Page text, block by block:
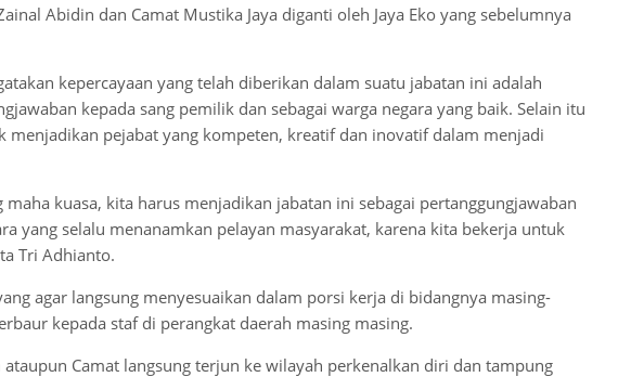
Abidin dan Camat Mustika Jaya diganti oleh Jaya Eko yang sebelumnya
kepercayaan yang telah diberikan dalam suatu jabatan ini adalah
kepada sang pemilik dan sebagai warga negara yang baik. Selain itu
menjadikan pejabat yang kompeten, kreatif dan inovatif dalam menjadi
maha kuasa, kita harus menjadikan jabatan ini sebagai pertanggungjawaban
yang selalu menanamkan pelayan masyarakat, karena kita bekerja untuk
Tri Adhianto.
agar langsung menyesuaikan dalam porsi kerja di bidangnya masing-
kepada staf di perangkat daerah masing masing.
Camat langsung terjun ke wilayah perkenalkan diri dan tampung